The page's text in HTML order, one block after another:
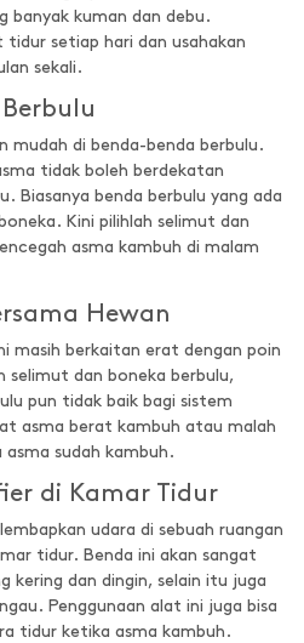
banyak kuman dan debu.
tidur setiap hari dan usahakan
sekali.
mudah di benda-benda berbulu.
tidak boleh berdekatan
Biasanya benda berbulu yang ada
Kini pilihlah selimut dan
asma kambuh di malam
Hewan
masih berkaitan erat dengan poin
selimut dan boneka berbulu,
pun tidak baik bagi sistem
asma berat kambuh atau malah
sudah kambuh.
di Kamar Tidur
udara di sebuah ruangan
tidur. Benda ini akan sangat
kering dan dingin, selain itu juga
Penggunaan alat ini juga bisa
tidur ketika asma kambuh.